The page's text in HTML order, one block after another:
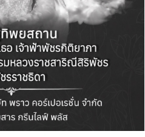
don’t you start the
a Reply